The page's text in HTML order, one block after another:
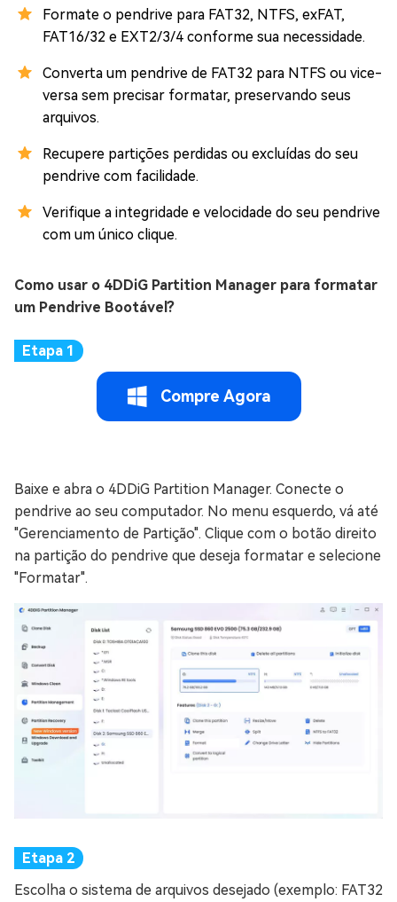
Formate o pendrive para FAT32, NTFS, exFAT,
FAT16/32 e EXT2/3/4 conforme sua necessidade.
Converta um pendrive de FAT32 para NTFS ou vice-
versa sem precisar formatar, preservando seus
arquivos.
Recupere partições perdidas ou excluídas do seu
pendrive com facilidade.
Verifique a integridade e velocidade do seu pendrive
com um único clique.
Como usar o 4DDiG Partition Manager para formatar
um Pendrive Bootável?
Compre Agora
Baixe e abra o 4DDiG Partition Manager. Conecte o
pendrive ao seu computador. No menu esquerdo, vá até
"Gerenciamento de Partição". Clique com o botão direito
na partição do pendrive que deseja formatar e selecione
"Formatar".
Escolha o sistema de arquivos desejado (exemplo: FAT32